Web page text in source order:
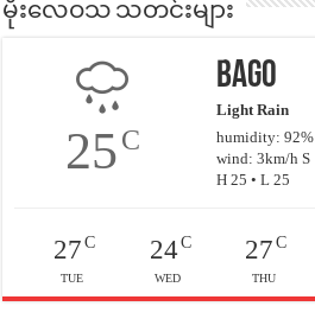
မိုးလေဝသ သတင်းများ
25C
Bago
Light Rain
humidity: 92%
wind: 3km/h S
H 25 • L 25
27C
TUE
24C
WED
27 C
THU